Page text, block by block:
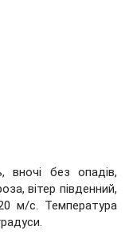
вночі без опадів,
вітер південний,
м/с. Температура